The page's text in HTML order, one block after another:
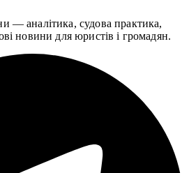
— аналітика, судова практика,
новини для юристів і громадян.